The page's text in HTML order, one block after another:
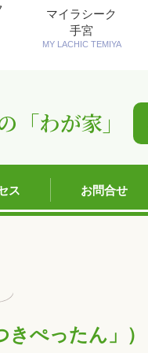
マイラシーク
手宮
MY LACHIC TEMIYA
「わが家」
ス お問合せ
ぺったん」）